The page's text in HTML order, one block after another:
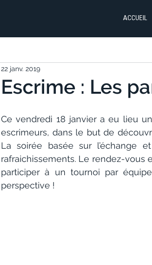
ACCUEIL
Escrime : Les
22 janv. 2019
Ce vendredi 18 janvier a eu lieu
escrimeurs, dans le but de
La soirée basée sur l’échange
rafraichissements. Le rendez-vous
participer à un tournoi par
perspective !